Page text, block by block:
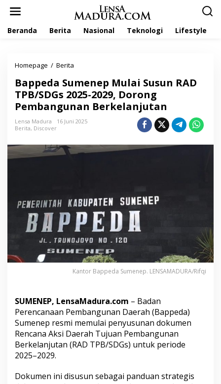
Beranda Berita Nasional Teknologi Lifestyle
Homepage / Berita
p
p
e
d
a
m
e
u
l
a
S
u
s
u
n
T
P
B
/
S
D
2
Bappeda Sumenep Mulai Susun RAD
TPB/SDGs 2025-2029, Dorong
Pembangunan Berkelanjutan
Lensa Madura
16 Juni 2025
Berita, Discover
Kantor Bappeda Sumenep. LENSAMADURA/Rifqi
SUMENEP, LensaMadura.com – Badan
Perencanaan Pembangunan Daerah (Bappeda)
Sumenep resmi memulai penyusunan dokumen
Rencana Aksi Daerah Tujuan Pembangunan
Berkelanjutan (RAD TPB/SDGs) untuk periode
2025–2029.
Dokumen ini disusun sebagai panduan strategis